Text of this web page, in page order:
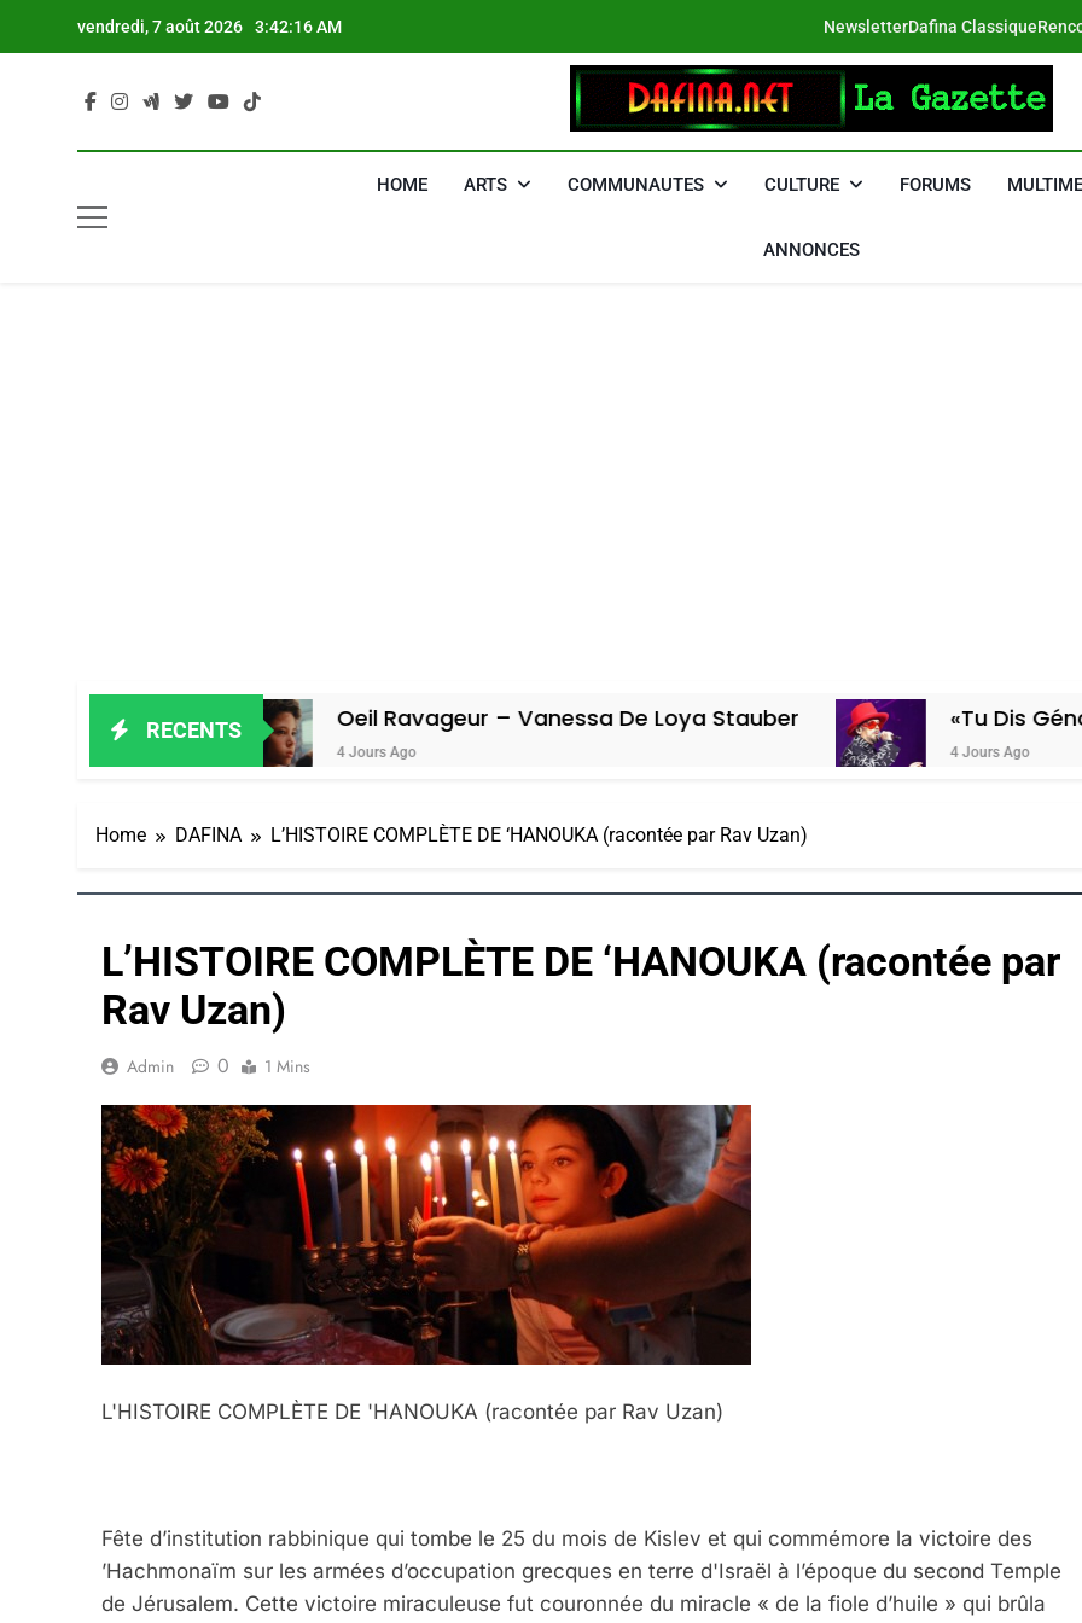
vendredi, 7 août 2026 3:42:17 AM NewsletterDafina Classique
DAFINA
HOME ARTS COMMUNAUTES CULTURE FORUMS
ANNONCES
RECENTSOeil Ravageur – Vanessa De Loya Stauber
4 Jours Ago
«Tu Dis Génocide, Je
4 Jours Ago
Home DAFINA L’HISTOIRE COMPLÈTE DE ‘HANOUKA (racontée par Rav Uzan)
L’HISTOIRE COMPLÈTE DE ‘HANOUKA (racontée par
Rav Uzan)
Admin 0 1 Mins
L'HISTOIRE COMPLÈTE DE 'HANOUKA (racontée par Rav Uzan)
Fête d’institution rabbinique qui tombe le 25 du mois de Kislev et qui commémore la victoire des
’Hachmonaïm sur les armées d’occupation grecques en terre d'Israël à l’époque du second Temple
de Jérusalem. Cette victoire miraculeuse fut couronnée du miracle « de la fiole d’huile » qui brûla